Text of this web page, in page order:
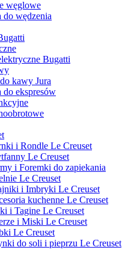
węglowe
do wędzenia
Bugatti
kawy Jura
do ekspresów
i Rondle Le Creuset
Le Creuset
i Foremki do zapiekania
Le Creuset
i Imbryki Le Creuset
kuchenne Le Creuset
i Tagine Le Creuset
i Miski Le Creuset
Le Creuset
do soli i pieprzu Le Creuset